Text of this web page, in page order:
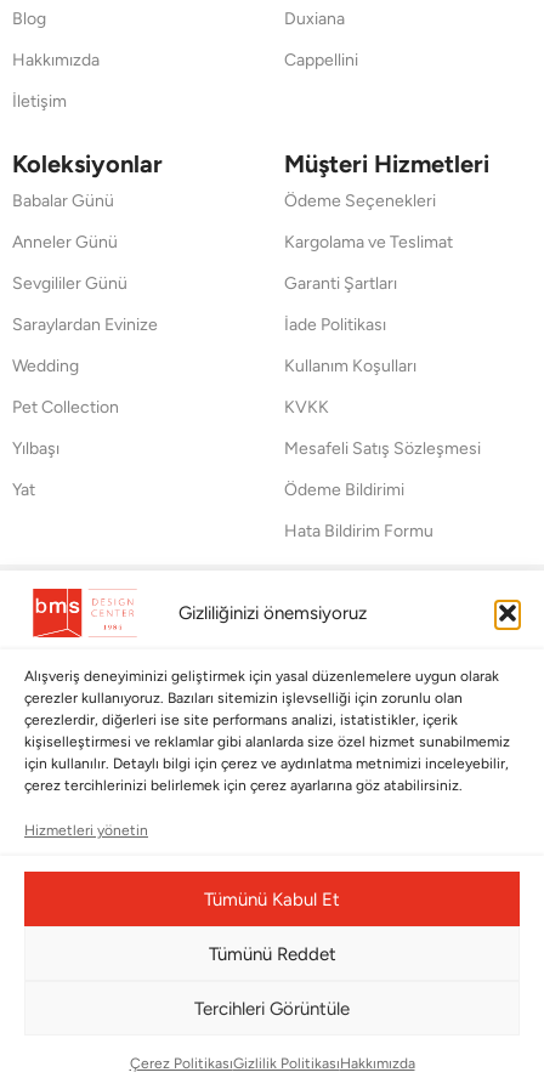
Gizliliğinizi önemsiyoruz
Alışveriş deneyiminizi geliştirmek için yasal düzenlemelere uygun olarak
çerezler kullanıyoruz. Bazıları sitemizin işlevselliği için zorunlu olan
çerezlerdir, diğerleri ise site performans analizi, istatistikler, içerik
kişiselleştirmesi ve reklamlar gibi alanlarda size özel hizmet sunabilmemiz
için kullanılır. Detaylı bilgi için çerez ve aydınlatma metnimizi inceleyebilir,
çerez tercihlerinizi belirlemek için çerez ayarlarına göz atabilirsiniz.
Hizmetleri yönetin
Tümünü Kabul Et
Tümünü Reddet
Tercihleri Görüntüle
Çerez PolitikasıGizlilik PolitikasıHakkımızda
Blog
Hakkımızda
İletişim
Duxiana
Cappellini
Koleksiyonlar
Babalar Günü
Anneler Günü
Sevgililer Günü
Saraylardan Evinize
Wedding
Pet Collection
Yılbaşı
Yat
Müşteri Hizmetleri
Ödeme Seçenekleri
Kargolama ve Teslimat
Garanti Şartları
İade Politikası
Kullanım Koşulları
KVKK
Mesafeli Satış Sözleşmesi
Ödeme Bildirimi
Hata Bildirim Formu
BÜLTENİMİZE ABONE OLUN
Kayıt olun ve fırsatlardan ilk siz yararlanın!
Bültenimize Abone Olun
Bizi Takip Edin
Çerez Yönetim Paneli